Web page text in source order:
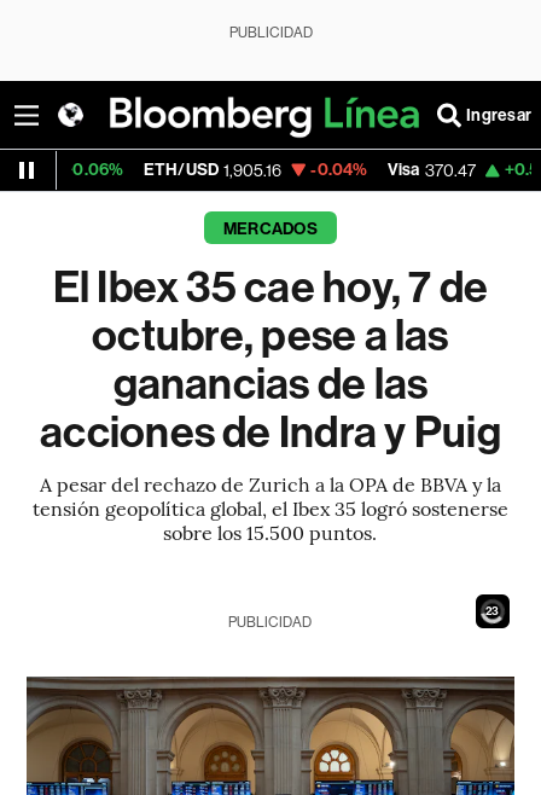
PUBLICIDAD
Ingresar
ETH/USD 1,905.16 -0.04% Visa 370.47 +0.52%
MERCADOS
El Ibex 35 cae hoy, 7 de
octubre, pese a las
ganancias de las
acciones de Indra y Puig
A pesar del rechazo de Zurich a la OPA de BBVA y la
tensión geopolítica global, el Ibex 35 logró sostenerse
sobre los 15.500 puntos.
21
PUBLICIDAD